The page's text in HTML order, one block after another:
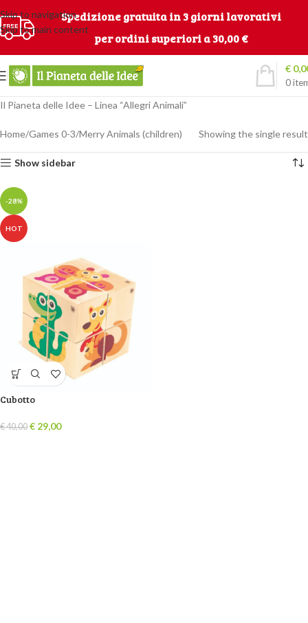
Skip to navigation
Skip to main content
Spedizione gratuita in 3 giorni lavorativi
per ordini superiori a 30,00 €
0
€
Il Pianeta delle Idee – Linea “Allegri Animali”
Home Games 0-3 Merry Animals (children) Showing the single result
Show sidebar
-28%
HOT
Cubotto
€40,00 € 29,00